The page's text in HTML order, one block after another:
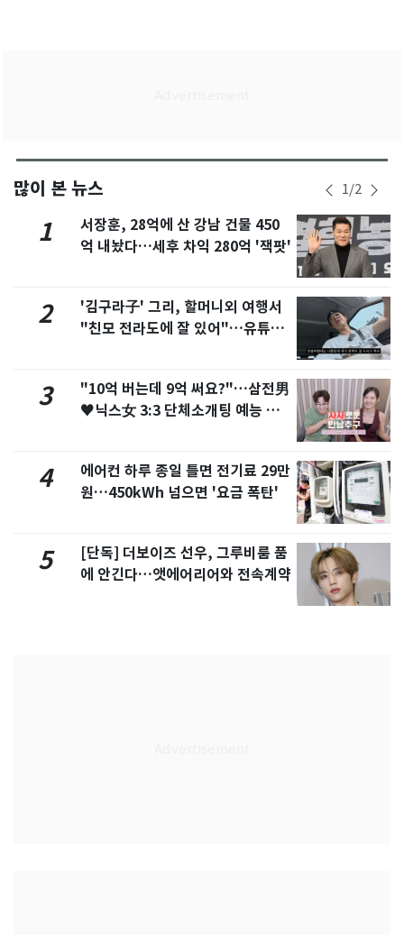
많이 본 뉴스 1/2
1
서장훈, 28억에 산 강남 건물 450
억 내놨다…세후 차익 280억 '잭팟'
2
'김구라子' 그리, 할머니외 여행서
"친모 전라도에 잘 있어"…유튜브
3
"10억 버는데 9억 써요?"…삼전男
♥닉스女 3:3 단체소개팅 예능 화
4
에어컨 하루 종일 틀면 전기료 29만
원…450kWh 넘으면 '요금 폭탄'
5
[단독] 더보이즈 선우, 그루비룸 품
에 안긴다…앳에어리어와 전속계약